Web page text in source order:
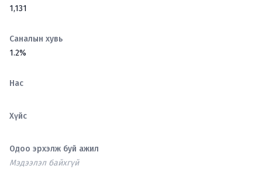
1,131
Саналын хувь
1.2%
Нас
Хүйс
Одоо эрхэлж буй ажил
Мэдээлэл байхгүй